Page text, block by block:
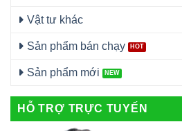
Vật tư khác
Sản phẩm bán chạy
Sản phẩm mới
HỖ TRỢ TRỰC TUYẾN